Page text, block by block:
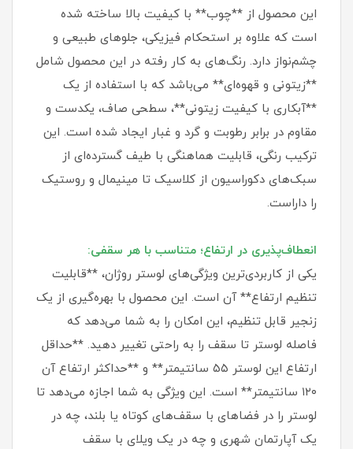
این محصول از **چوب** با کیفیت بالا ساخته شده
است که علاوه بر استحکام فیزیکی، جلوهای طبیعی و
چشم‌نواز دارد. رنگ‌های به کار رفته در این محصول شامل
**زیتونی و قهوه‌ای** می‌باشد که با استفاده از یک
**آبکاری با کیفیت زیتونی**، سطحی صاف، یکدست و
مقاوم در برابر رطوبت و گرد و غبار ایجاد شده است. این
ترکیب رنگی، قابلیت هماهنگی با طیف گسترده‌ای از
سبک‌های دکوراسیون از کلاسیک تا مینیمال و روستیک
را داراست.
انعطاف‌پذیری در ارتفاع؛ متناسب با هر سقفی:
یکی از کاربردی‌ترین ویژگی‌های لوستر روژان، **قابلیت
تنظیم ارتفاع** آن است. این محصول با بهره‌گیری از یک
زنجیر قابل تنظیم، این امکان را به شما می‌دهد که
فاصله لوستر تا سقف را به راحتی تغییر دهید. **حداقل
ارتفاع این لوستر ۵۵ سانتیمتر** و **حداکثر ارتفاع آن
۱۲۰ سانتیمتر** است. این ویژگی به شما اجازه می‌دهد تا
لوستر را در فضاهای با سقف‌های کوتاه یا بلند، چه در
یک آپارتمان شهری و چه در یک ویلای با سقف